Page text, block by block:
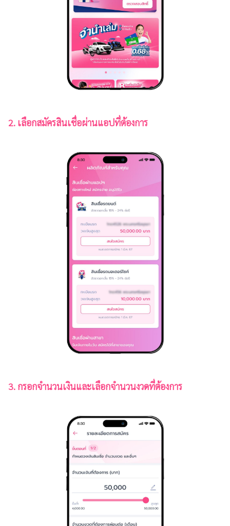
2. เลือกสมัครสินเชื่อผ่านแอปที่ต้องการ
3. กรอกจำนวนเงินและเลือกจำนวนงวดที่ต้องการ